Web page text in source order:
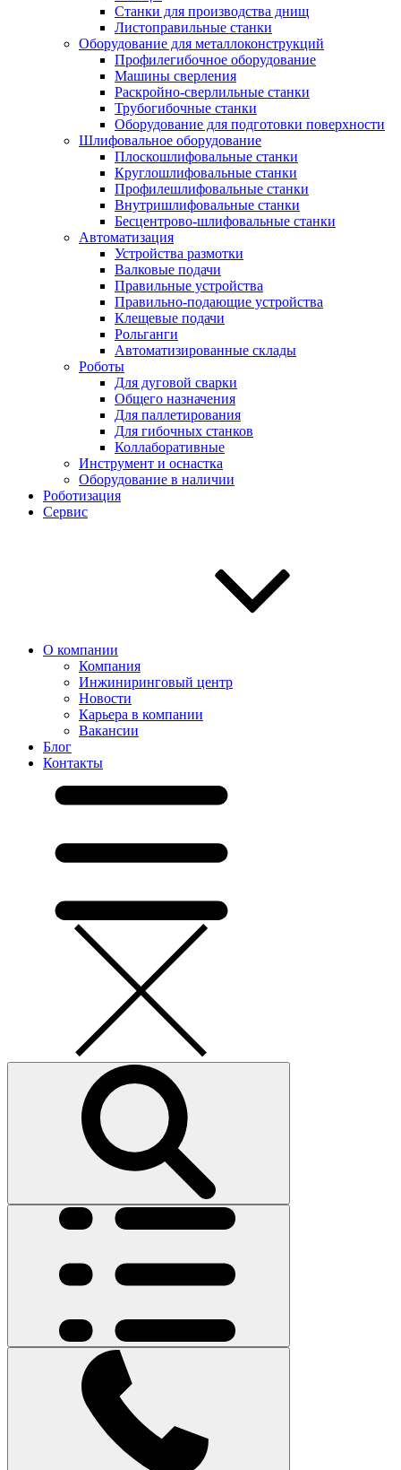
Станки для производства днищ
Листоправильные станки
Оборудование для металлоконструкций
Профилегибочное оборудование
Машины сверления
Раскройно-сверлильные станки
Трубогибочные станки
Оборудование для подготовки поверхности
Шлифовальное оборудование
Плоскошлифовальные станки
Круглошлифовальные станки
Профилешлифовальные станки
Внутришлифовальные станки
Бесцентрово-шлифовальные станки
Автоматизация
Устройства размотки
Валковые подачи
Правильные устройства
Правильно-подающие устройства
Клещевые подачи
Рольганги
Автоматизированные склады
Роботы
Для дуговой сварки
Общего назначения
Для паллетирования
Для гибочных станков
Коллаборативные
Инструмент и оснастка
Оборудование в наличии
Роботизация
Сервис
О компании
Компания
Инжиниринговый центр
Новости
Карьера в компании
Вакансии
Блог
Контакты